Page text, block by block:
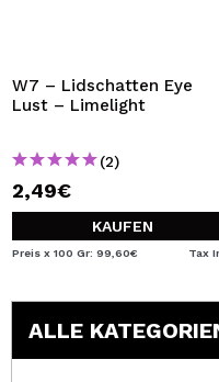
W7 – Lidschatten Eye
Lust – Limelight
(2)
2,49€
KAUFEN
Preis x 100 Gr: 99,60€ Tax
ALLE